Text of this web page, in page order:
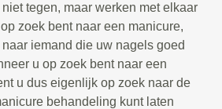
tegen, maar werken met elkaar
zoek bent naar een manicure,
iemand die uw nagels goed
u op zoek bent naar een
u dus eigenlijk op zoek naar de
behandeling kunt laten